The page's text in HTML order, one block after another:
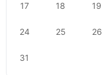
17 18 19
24 25 26
31